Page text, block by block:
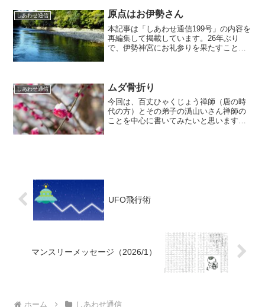
だけですが、皆さんにも紹介...
しあわせ通信 原点はお伊勢さん
本記事は「しあわせ通信199号」の内容を
再編集して掲載しています。26年ぶり
で、伊勢神宮にお礼参りを果たすことが
ような人生を歩...
しあわせ通信 ムダ骨折り
今回は、百丈ひゃくじょう禅師（唐の時
代の方）とその弟子の潙山いさん禅師の
ことを中心に書いてみたいと思います。
UFO飛行術
マンスリーメッセージ（2026/1）
ホーム しあわせ通信